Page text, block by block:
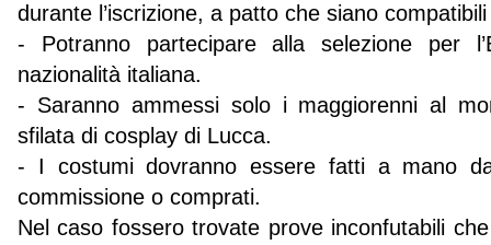
durante l’iscrizione, a patto che siano
- Potranno partecipare alla selezione per
nazionalità italiana.
- Saranno ammessi solo i maggiorenni al
sfilata di cosplay di Lucca.
- I costumi dovranno essere fatti a mano
commissione o comprati.
Nel caso fossero trovate prove inconfutabili